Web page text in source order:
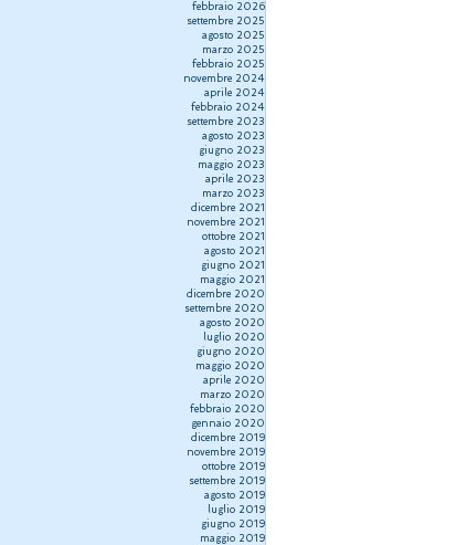
febbraio 2026
settembre 2025
agosto 2025
marzo 2025
febbraio 2025
novembre 2024
aprile 2024
febbraio 2024
settembre 2023
agosto 2023
giugno 2023
maggio 2023
aprile 2023
marzo 2023
dicembre 2021
novembre 2021
ottobre 2021
agosto 2021
giugno 2021
maggio 2021
dicembre 2020
settembre 2020
agosto 2020
luglio 2020
giugno 2020
maggio 2020
aprile 2020
marzo 2020
febbraio 2020
gennaio 2020
dicembre 2019
novembre 2019
ottobre 2019
settembre 2019
agosto 2019
luglio 2019
giugno 2019
maggio 2019